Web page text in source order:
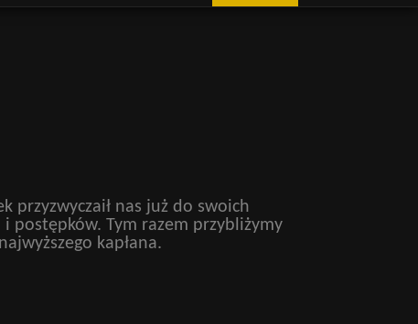
przyzwyczaił nas już do swoich
postępków. Tym razem przybliżymy
kapłana.